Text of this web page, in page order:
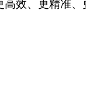
高效、更精准